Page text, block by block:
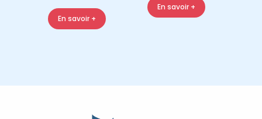
En savoir +
En savoir +